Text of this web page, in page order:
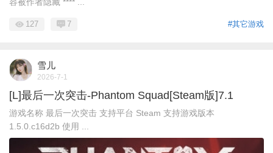
#其它游戏
127 7
雪儿
2026-7-1
[L]最后一次突击-Phantom Squad[Steam版]7.1
游戏名称 最后一次突击 支持平台 Steam 支持游戏版本
1.5.0.c16d2b 使用 ...